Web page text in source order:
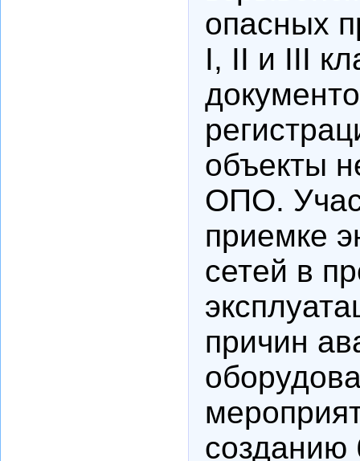
опасных
I, II и III
объекты
ОПО.
приемке
сетей в
причин
созданию